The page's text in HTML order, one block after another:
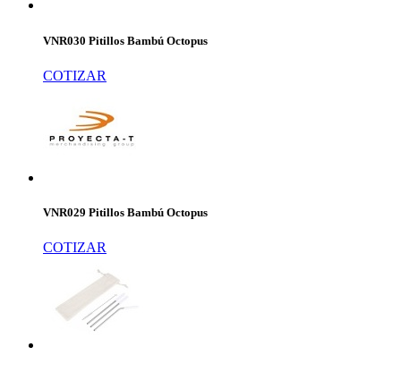
VNR030 Pitillos Bambú Octopus
COTIZAR
VNR029 Pitillos Bambú Octopus
COTIZAR